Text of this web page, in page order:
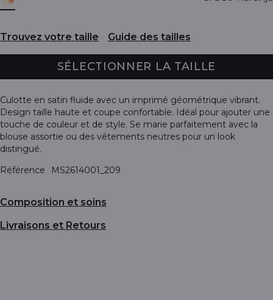
Trouvez votre taille Guide des tailles
SÉLECTIONNER LA TAILLE
Culotte en satin fluide avec un imprimé géométrique vibrant.
Design taille haute et coupe confortable. Idéal pour ajouter une
touche de couleur et de style. Se marie parfaitement avec la
blouse assortie ou des vêtements neutres pour un look
distingué.
Référence
MS2614001_209
Composition et soins
Livraisons et Retours